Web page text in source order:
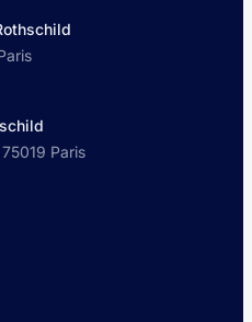
Paris